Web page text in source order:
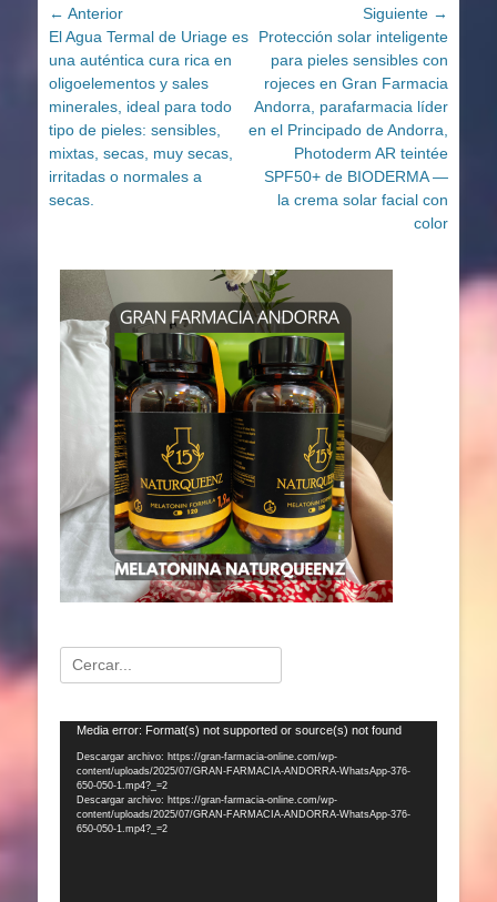
Navegación
de
entradas
← Anterior
Entrada
anterior:
El Agua Termal de Uriage es
una auténtica cura rica en
oligoelementos y sales
minerales, ideal para todo
tipo de pieles: sensibles,
mixtas, secas, muy secas,
irritadas o normales a
secas.
Siguiente →
Entrada
siguiente:
Protección solar inteligente
para pieles sensibles con
rojeces en Gran Farmacia
Andorra, parafarmacia líder
en el Principado de Andorra,
Photoderm AR teintée
SPF50+ de BIODERMA —
la crema solar facial con
color
Buscar:
Reproductor
vídeo
Media error: Format(s) not supported or source(s) not found
Descargar archivo: https://gran-farmacia-online.com/wp-
content/uploads/2025/07/GRAN-FARMACIA-ANDORRA-WhatsApp-376-
650-050-1.mp4?_=2
Descargar archivo: https://gran-farmacia-online.com/wp-
content/uploads/2025/07/GRAN-FARMACIA-ANDORRA-WhatsApp-376-
650-050-1.mp4?_=2